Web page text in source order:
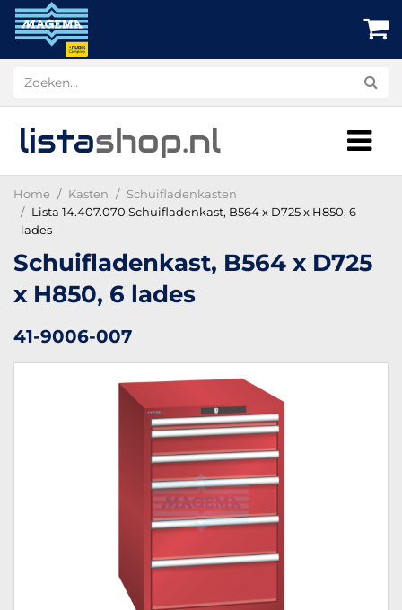
listashop.nl
Home Kasten
Schuifladenkasten
Lista 14.407.070 Schuifladenkast, B564 x D725 x H850, 6
lades
Schuifladenkast, B564 x D725
x H850, 6 lades
41-9006-007